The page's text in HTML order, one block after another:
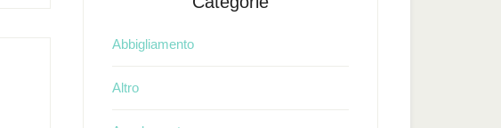
Abbigliamento
Altro